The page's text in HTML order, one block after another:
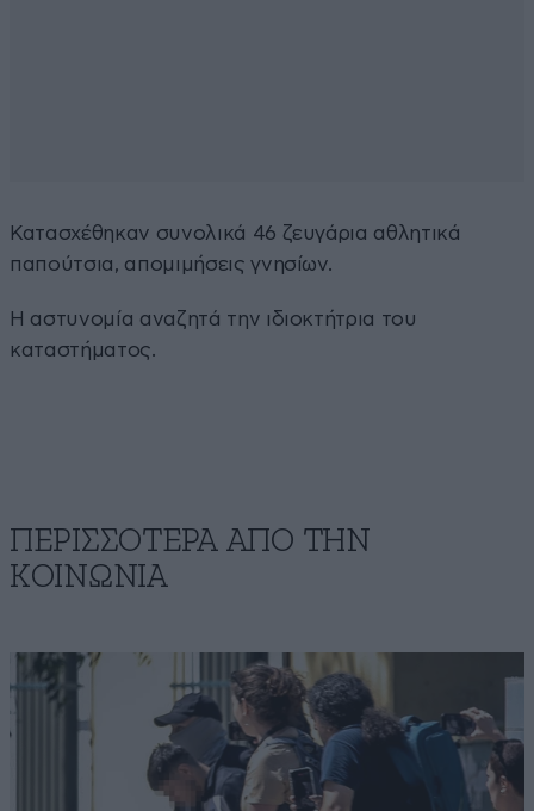
Κατασχέθηκαν συνολικά 46 ζευγάρια αθλητικά
παπούτσια, απομιμήσεις γνησίων.
Η αστυνομία αναζητά την ιδιοκτήτρια του
καταστήματος.
ΠΕΡΙΣΣΟΤΕΡΑ ΑΠΟ ΤΗΝ
ΚΟΙΝΩΝΙΑ